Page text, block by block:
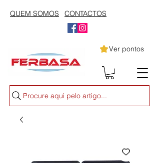
QUEM SOMOS CONTACTOS
Ver pontos
Procure aqui pelo artigo...